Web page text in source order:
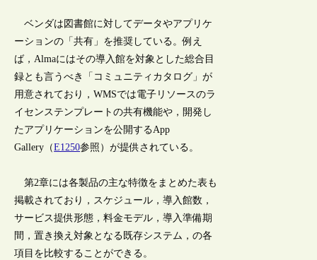
ベンダは図書館に対してデータやアプリケ
ーションの「共有」を推奨している。例え
ば，Almaにはその導入館を対象とした総合目
録とも言うべき「コミュニティカタログ」が
用意されており，WMSでは電子リソースのラ
イセンステンプレートの共有機能や，開発し
たアプリケーションを公開するApp
Gallery（E1250参照）が提供されている。
第2章には各製品の主な特徴をまとめた表も
掲載されており，スケジュール，導入館数，
サービス提供形態，料金モデル，導入準備期
間，置き換え対象となる既存システム，の各
項目を比較することができる。